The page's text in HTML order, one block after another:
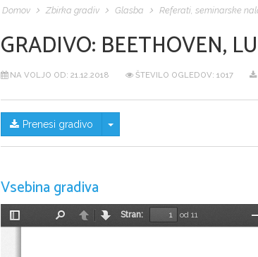
Domov Zbirka gradiv Glasba Referati, seminarske
GRADIVO: BEETHOVEN,
NA VOLJO OD: 21.12.2018 ŠTEVILO OGLEDOV: 1017
Prenesi gradivo Skrij/prikaži meni
Vsebina gradiva
Preklopi
NazajNaprej
Stran:
od 11